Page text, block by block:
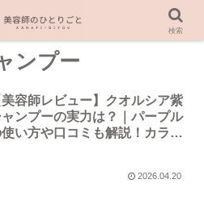
ンプー
美容師レビュー】クオルシア紫
ャンプーの実力は？｜パープル
い方や口コミも解説！カラー
2026.04.20
検索